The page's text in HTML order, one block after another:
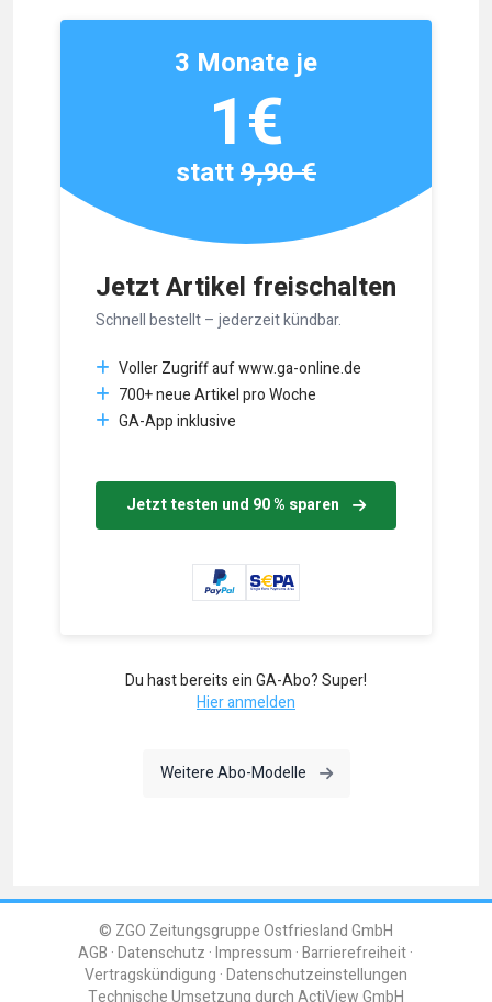
Jetzt Artikel freischalten
Schnell bestellt – jederzeit kündbar.
Voller Zugriff auf www.ga-online.de
700+ neue Artikel pro Woche
GA-App inklusive
Jetzt testen und 90 % sparen
3 Monate je
1€
statt9,90 €
Du hast bereits ein GA-Abo? Super!
Hier anmelden
Weitere Abo-Modelle
© ZGO Zeitungsgruppe Ostfriesland GmbH
AGB Datenschutz Impressum Barrierefreiheit
Vertragskündigung Datenschutzeinstellungen
Technische Umsetzung durchActiView GmbH